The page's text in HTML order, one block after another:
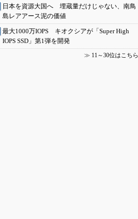
日本を資源大国へ 埋蔵量だけじゃない、南鳥
島レアアース泥の価値
最大1000万IOPS キオクシアが「Super High
IOPS SSD」第1弾を開発
≫ 11～30位はこちら